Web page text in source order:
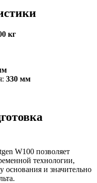
кг
330 мм
W100 позволяет
технологии,
основания и значительно